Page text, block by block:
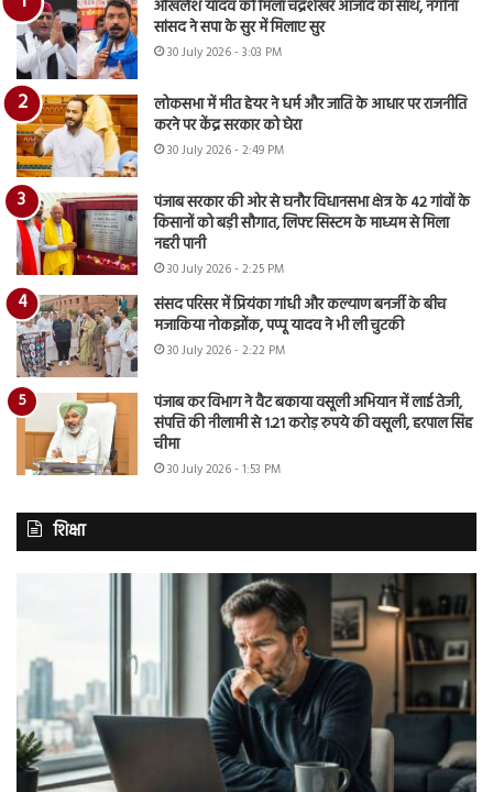
अखिलेश यादव को मिला चंद्रशेखर आजाद का साथ, नगीना
सांसद ने सपा के सुर में मिलाए सुर
30 July 2026 - 3:03 PM
लोकसभा में मीत हेयर ने धर्म और जाति के आधार पर राजनीति
करने पर केंद्र सरकार को घेरा
30 July 2026 - 2:49 PM
पंजाब सरकार की ओर से घनौर विधानसभा क्षेत्र के 42 गांवों के
किसानों को बड़ी सौगात, लिफ्ट सिस्टम के माध्यम से मिला
नहरी पानी
30 July 2026 - 2:25 PM
संसद परिसर में प्रियंका गांधी और कल्याण बनर्जी के बीच
मजाकिया नोकझोंक, पप्पू यादव ने भी ली चुटकी
30 July 2026 - 2:22 PM
पंजाब कर विभाग ने वैट बकाया वसूली अभियान में लाई तेजी,
संपत्ति की नीलामी से 1.21 करोड़ रुपये की वसूली, हरपाल सिंह
चीमा
30 July 2026 - 1:53 PM
शिक्षा